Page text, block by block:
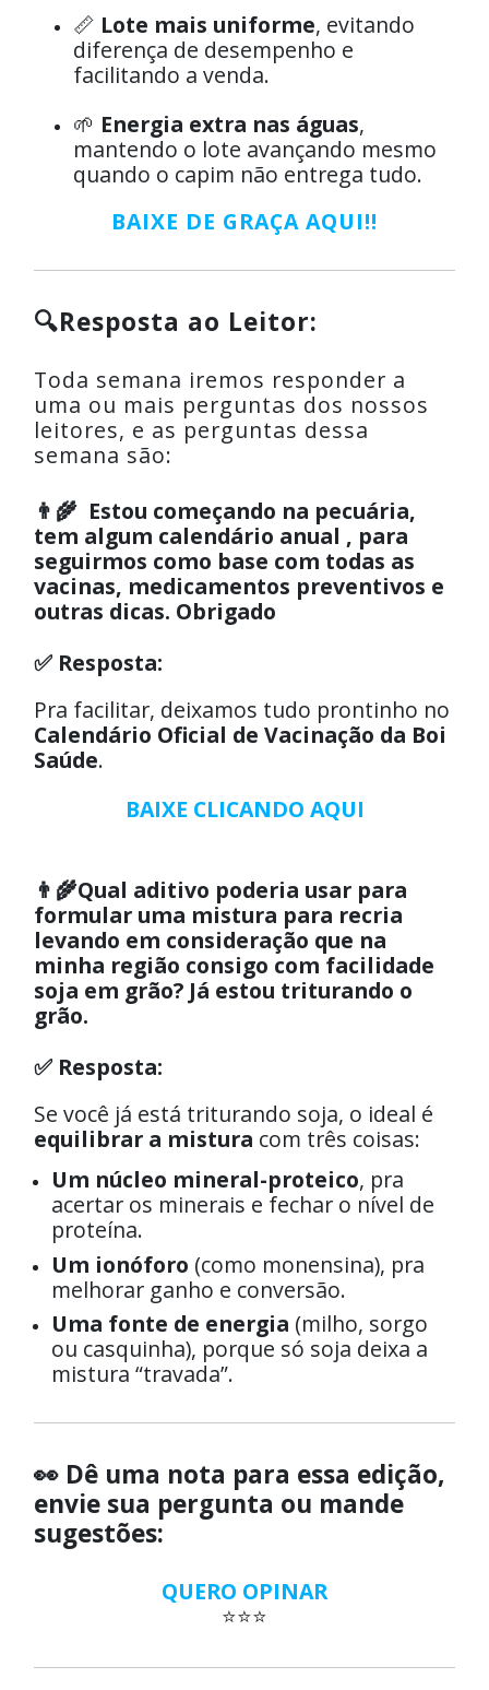
📏 Lote mais uniforme, evitando
diferença de desempenho e
facilitando a venda.
🌱 Energia extra nas águas,
mantendo o lote avançando mesmo
quando o capim não entrega tudo.
BAIXE DE GRAÇA AQUI!!
🔍Resposta ao Leitor:
Toda semana iremos responder a
uma ou mais perguntas dos nossos
leitores, e as perguntas dessa
semana são:
👨‍🌾 Estou começando na pecuária,
tem algum calendário anual , para
seguirmos como base com todas as
vacinas, medicamentos preventivos e
outras dicas. Obrigado
✅ Resposta:
Pra facilitar, deixamos tudo prontinho no
Calendário Oficial de Vacinação da Boi
Saúde.
BAIXE CLICANDO AQUI
👨‍🌾Qual aditivo poderia usar para
formular uma mistura para recria
levando em consideração que na
minha região consigo com facilidade
soja em grão? Já estou triturando o
grão.
✅ Resposta:
Se você já está triturando soja, o ideal é
equilibrar a mistura com três coisas:
Um núcleo mineral-proteico, pra
acertar os minerais e fechar o nível de
proteína.
Um ionóforo (como monensina), pra
melhorar ganho e conversão.
Uma fonte de energia (milho, sorgo
ou casquinha), porque só soja deixa a
mistura “travada”.
👀 Dê uma nota para essa edição,
envie sua pergunta ou mande
sugestões:
QUERO OPINAR
⭐⭐⭐